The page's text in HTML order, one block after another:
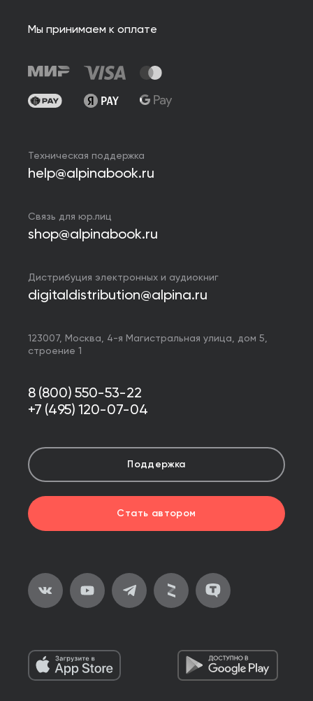
Мы принимаем к оплате
Техническая поддержка
help@alpinabook.ru
Связь для юр.лиц
shop@alpinabook.ru
Дистрибуция электронных и аудиокниг
digitaldistribution@alpina.ru
123007, Москва, 4-я Магистральная улица, дом 5,
строение 1
8 (800) 550-53-22
+7 (495) 120-07-04
Поддержка
Стать автором